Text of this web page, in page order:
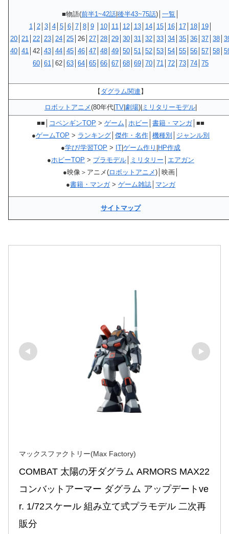
■物語(前半1~42話 後半43~75話)│ 一覧
1│ 2│ 3│ 4│ 5│ 6│ 7│ 8│ 9│ 10│ 11│ 12│ 13│ 14│ 15│ 16│ 17│ 18│ 19│
20 21 22 23 24 25 │26│ 27 28 29 30 31 32 33 34 35 36 37 38
40 41 │42│ 43 44 45 46 47 48 49 50 51 52 53 54 55 56 57 58
60 61 │62│ 63 64 65 66 67 68 69 70 71 72 73 74 75
【 ダグラム関連 】
ロボットアニメ(80年代| TV 劇場)| ミリタリーモデル
■■│ コペンギンTOP > ゲーム ホビー 書籍・マンガ│■■
●ゲームTOP > ランキング 傑作・名作 機種別
ジャンル別
●学び/学習TOP > IT ゲーム作り HP作成
●ホビーTOP > プラモデル ミリタリー
エアガン
●映像＞アニメ(ロボットアニメ)│映画│
●書籍・マンガ> ゲーム雑誌 マンガ
サイトマップ
マックスファクトリー(Max Factory)
COMBAT 太陽の牙ダグラム ARMORS MAX22
コンバットアーマー ダグラム アップデートve
r. 1/72スケール 組み立て式プラモデル 二次再
販分